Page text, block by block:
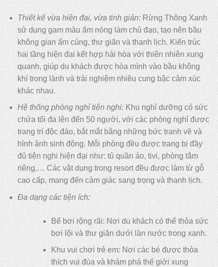
Thiết kế vừa hiện đại, vừa tinh giản:Rừng Thông Xanh
sử dụng gam màu ấm nóng làm chủ đạo, tạo nên bầu
không gian ấm cúng, thư giãn và thanh lịch. Kiến trúc
hai tầng hiện đại kết hợp hài hòa với thiên nhiên xung
quanh, giúp du khách được hòa mình vào bầu không
khí trong lành và trải nghiệm nhiều cung bậc cảm xúc
khác nhau.
Hệ thống phòng nghỉ tiện nghi:Khu nghỉ dưỡng có sức
chứa tối đa lên đến 50 người, với các phòng nghỉ được
trang trí độc đáo, bắt mắt bằng những bức tranh vẽ và
hình ảnh sinh động. Mỗi phòng đều được trang bị đầy
đủ tiện nghi hiện đại như: tủ quần áo, tivi, phòng tắm
riêng,… Các vật dụng trong resort đều được làm từ gỗ
cao cấp, mang đến cảm giác sang trọng và thanh lịch.
Đa dạng các tiện ích:
Bể bơi rộng rãi: Nơi du khách có thể thỏa sức
bơi lội và thư giãn dưới làn nước trong xanh.
Khu vui chơi trẻ em: Nơi các bé được thỏa
thích vui đùa và khám phá thế giới xung